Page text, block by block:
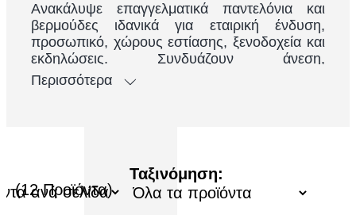
Ανακάλυψε επαγγελματικά παντελόνια και
βερμούδες ιδανικά για εταιρική ένδυση,
προσωπικό, χώρους εστίασης, ξενοδοχεία και
εκδηλώσεις. Συνδυάζουν άνεση,
ανθεκτικότητα και κομψή εμφάνιση, ενώ
προσφέρονται για εκτύπωση ή κέντημα
Άνετη εφαρμογή & υψηλής ποιότητας
υφάσματα
Διατίθενται σε πολλά μεγέθη & χρώματα
Περισσότερα
(12 Προϊόντα)
Ταξινόμηση: